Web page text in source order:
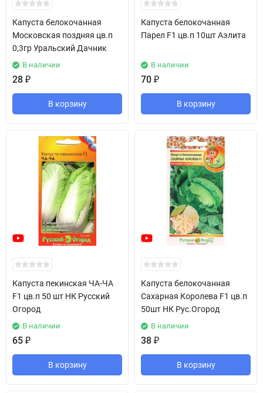
Капуста белокочанная
Московская поздняя цв.п
0,3гр Уральский Дачник
В наличии
28 ₽
В корзину
Капуста белокочанная
Парел F1 цв.п 10шт Аэлита
В наличии
70 ₽
В корзину
Капуста пекинская ЧА-ЧА
F1 цв.п 50 шт НК Русский
Огород
В наличии
65 ₽
В корзину
Капуста белокочанная
Сахарная Королева F1 цв.п
50шт НК Рус.Огород
В наличии
38 ₽
В корзину